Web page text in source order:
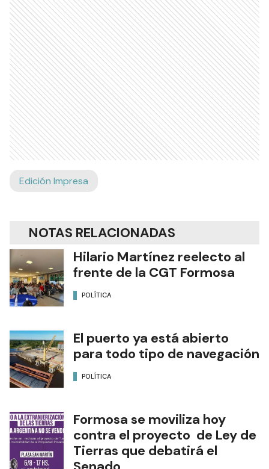
Edición Impresa
NOTAS RELACIONADAS
Hilario Martínez reelecto al
frente de la CGT Formosa
POLÍTICA
El puerto ya está abierto
para todo tipo de navegación
POLÍTICA
Formosa se moviliza hoy
contra el proyecto de Ley de
Tierras que debatirá el